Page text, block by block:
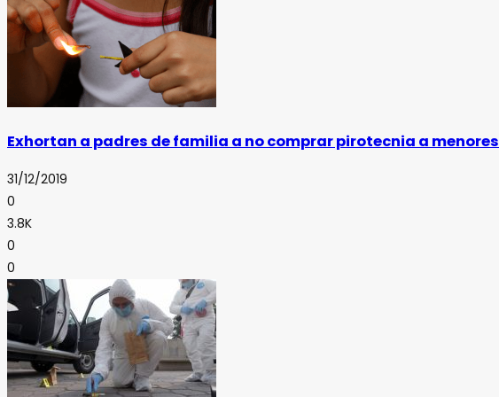
Exhortan a padres de familia a no comprar pirotecnia a menores
31/12/2019
0
3.8K
0
0